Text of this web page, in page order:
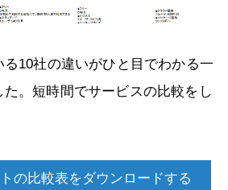
10社の違いがひと目でわかる一
。短時間でサービスの比較をし
の比較表をダウンロードする